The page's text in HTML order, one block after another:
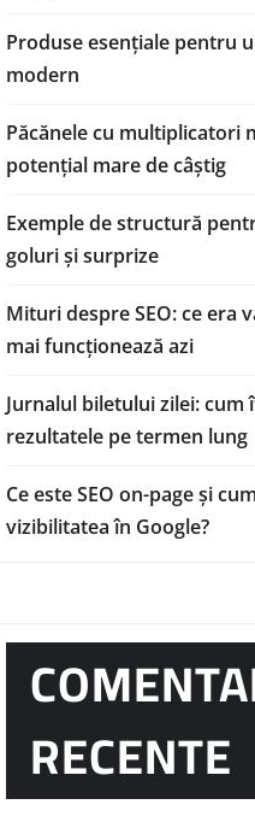
Produse esențiale pentru
modern
Păcănele cu multiplicatori
potențial mare de câștig
Exemple de structură
goluri și surprize
Mituri despre SEO: ce era
mai funcționează azi
Jurnalul biletului zilei: cum
rezultatele pe termen lung
Ce este SEO on-page și
vizibilitatea în Google?
RECENTE